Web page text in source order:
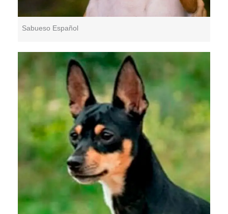
Sabueso Español